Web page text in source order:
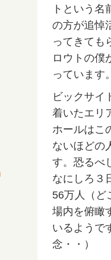
トという名
の方が追悼
ってきても
ロウトの僕
っています
ビックサイ
着いたエリ
ホールはこ
ないほどの
す。恐るべ
なにしろ３
56万人（ど
場内を俯瞰
いるようで
念・・）